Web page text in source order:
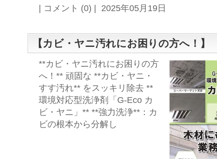
| コメント (0) | 2025年05月19日
【カビ・ヤニ汚れにお困りの方へ！】
**カビ・ヤニ汚れにお困りの方
へ！** 頑固な **カビ・ヤニ・
すす汚れ** をスッキリ除去 **
環境対応型洗浄剤「G-Eco カ
ビ・ヤニ」** **強力洗浄**：カ
ビの根本から分解し